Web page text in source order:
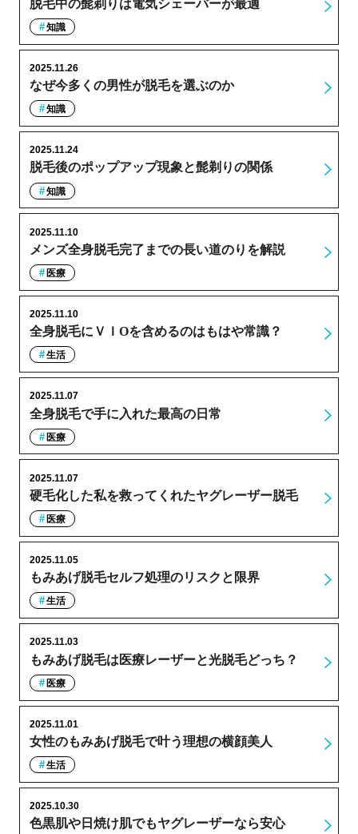
脱毛中の髭剃りは電気シェーバーが最適
知識
なぜ今多くの男性が脱毛を選ぶのか
2025.11.26
知識
脱毛後のポップアップ現象と髭剃りの関係
2025.11.24
知識
メンズ全身脱毛完了までの長い道のりを解説
2025.11.10
医療
全身脱毛にＶＩОを含めるのはもはや常識？
2025.11.10
生活
全身脱毛で手に入れた最高の日常
2025.11.07
医療
硬毛化した私を救ってくれたヤグレーザー脱毛
2025.11.07
医療
もみあげ脱毛セルフ処理のリスクと限界
2025.11.05
生活
もみあげ脱毛は医療レーザーと光脱毛どっち？
2025.11.03
医療
女性のもみあげ脱毛で叶う理想の横顔美人
2025.11.01
生活
色黒肌や日焼け肌でもヤグレーザーなら安心
2025.10.30